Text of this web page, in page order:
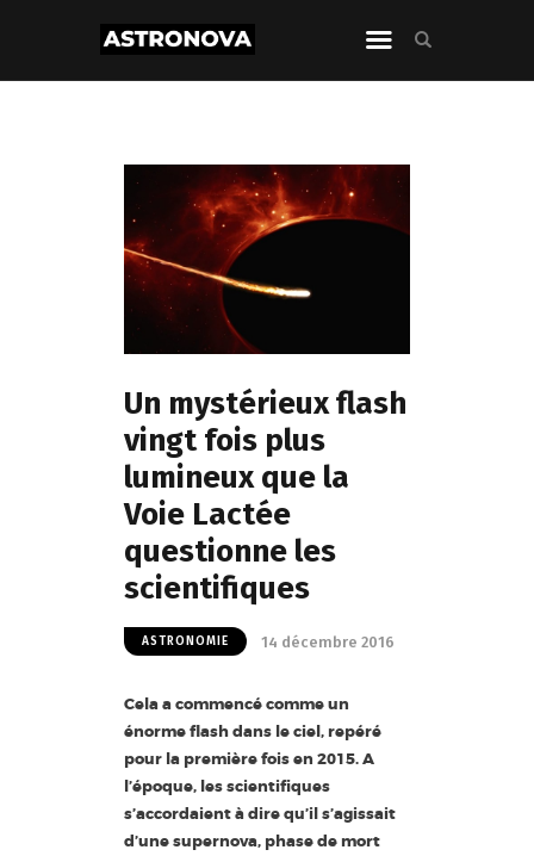
Un mystérieux flash
vingt fois plus
lumineux que la
Voie Lactée
questionne les
scientifiques
ASTRONOMIE 14 décembre 2016
Cela a commencé comme un
énorme flash dans le ciel, repéré
pour la première fois en 2015. A
l’époque, les scientifiques
s’accordaient à dire qu’il s’agissait
d’une supernova, phase de mort